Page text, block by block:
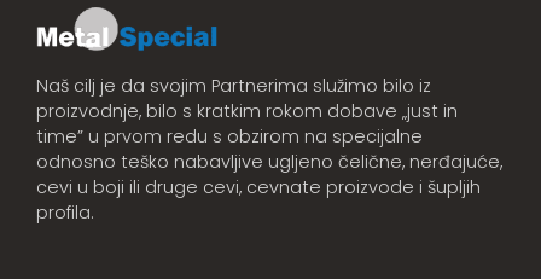
Naš cilj je da svojim Partnerima služimo bilo iz
proizvodnje, bilo s kratkim rokom dobave „just in
time” u prvom redu s obzirom na specijalne
odnosno teško nabavljive ugljeno čelične, nerđajuće,
cevi u boji ili druge cevi, cevnate proizvode i šupljih
profila.